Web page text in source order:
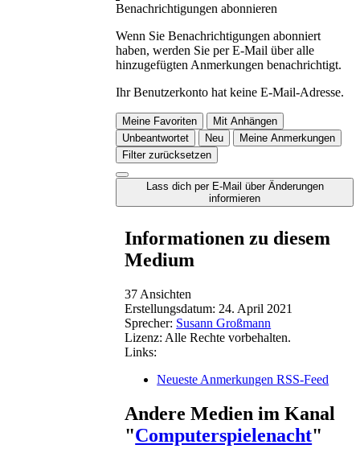
Benachrichtigungen abonnieren
Wenn Sie Benachrichtigungen abonniert
haben, werden Sie per E-Mail über alle
hinzugefügten Anmerkungen benachrichtigt.
Ihr Benutzerkonto hat keine E-Mail-Adresse.
Meine Favoriten
Mit Anhängen
Unbeantwortet
Neu
Meine Anmerkungen
Filter zurücksetzen
Lass dich per E-Mail über Änderungen
informieren
Informationen zu diesem
Medium
37 Ansichten
Erstellungsdatum: 24. April 2021
Sprecher: Susann Großmann
Lizenz: Alle Rechte vorbehalten.
Links:
Neueste Anmerkungen RSS-Feed
Andere Medien im Kanal
"Computerspielenacht"